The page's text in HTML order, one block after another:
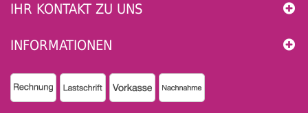
IHR KONTAKT ZU UNS
INFORMATIONEN